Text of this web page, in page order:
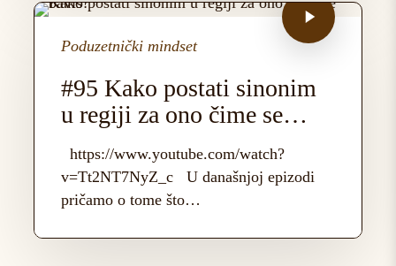
Poduzetnički mindset
#95 Kako postati sinonim
u regiji za ono čime se
baviš?
https://www.youtube.com/watch?
v=Tt2NT7NyZ_c U današnjoj epizodi
pričamo o tome što…